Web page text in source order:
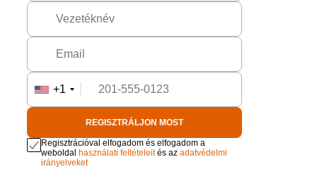
+1
REGISZTRÁLJON MOST
Regisztrációval elfogadom és elfogadom a
weboldal használati feltételeités azadatvédelmi
irányelveket